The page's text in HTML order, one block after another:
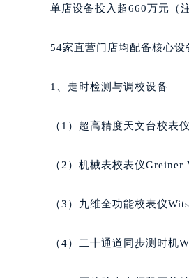
内蒙古自治
内蒙古自治
内蒙古自治
内蒙古自治
山西省晋城
山西省临汾
山西省朔州
单店设备投入超660万元（
54家直营门店均配备核心设
1、走时检测与调校设备
（1）超高精度天文台校表
（2）机械表校表仪
（3）九维全功能校表仪
（4）二十通道同步测时机